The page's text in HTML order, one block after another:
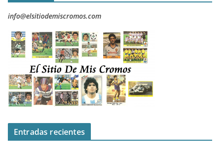
info@elsitiodemiscromos.com
Entradas recientes